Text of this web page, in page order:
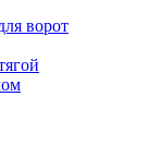
ворот